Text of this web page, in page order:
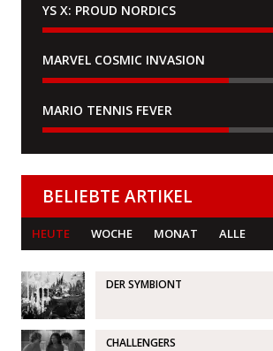
YS X: PROUD NORDICS
MARVEL COSMIC INVASION
MARIO TENNIS FEVER
BELIEBTE ARTIKEL
HEUTE WOCHE MONAT ALLE
DER SYMBIONT
CHALLENGERS